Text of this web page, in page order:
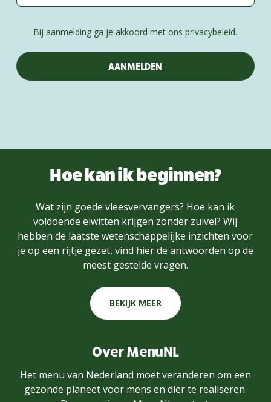
Bij aanmelding ga je akkoord met onsprivacybeleid.
Hoe kan ik beginnen?
Wat zijn goede vleesvervangers? Hoe kan ik
voldoende eiwitten krijgen zonder zuivel? Wij
hebben de laatste wetenschappelijke inzichten voor
je op een rijtje gezet, vind hier de antwoorden op de
meest gestelde vragen.
BEKIJK MEER
Over MenuNL
Het menu van Nederland moet veranderen om een
gezonde planeet voor mens en dier te realiseren.